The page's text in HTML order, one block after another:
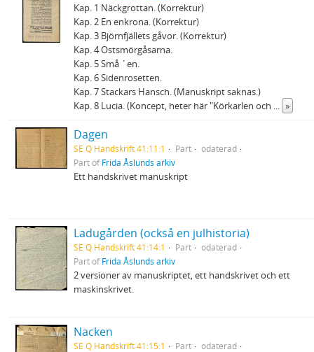
Kap. 1 Näckgrottan. (Korrektur)
Kap. 2 En enkrona. (Korrektur)
Kap. 3 Björnfjällets gåvor. (Korrektur)
Kap. 4 Ostsmörgåsarna.
Kap. 5 Små ´en.
Kap. 6 Sidenrosetten.
Kap. 7 Stackars Hansch. (Manuskript saknas.)
Kap. 8 Lucia. (Koncept, heter här "Körkarlen och ... »
Dagen
SE Q Handskrift 41:11:1 Part
odaterad
Part ofFrida Åslunds arkiv
Ett handskrivet manuskript
Ladugården (också en julhistoria)
SE Q Handskrift 41:14:1 Part
odaterad
Part ofFrida Åslunds arkiv
2 versioner av manuskriptet, ett handskrivet och ett
maskinskrivet.
Nacken
SE Q Handskrift 41:15:1 Part
odaterad